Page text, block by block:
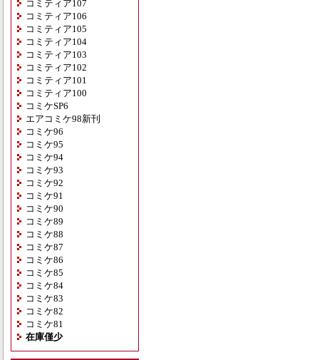
コミティア107
コミティア106
コミティア105
コミティア104
コミティア103
コミティア102
コミティア101
コミティア100
コミケSP6
エアコミケ98新刊
コミケ96
コミケ95
コミケ94
コミケ93
コミケ92
コミケ91
コミケ90
コミケ89
コミケ88
コミケ87
コミケ86
コミケ85
コミケ84
コミケ83
コミケ82
コミケ81
在庫僅少